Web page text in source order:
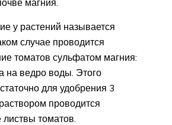
у растений называется
случае проводится
томатов сульфатом магния:
на ведро воды. Этого
для удобрения 3
проводится
томатов.